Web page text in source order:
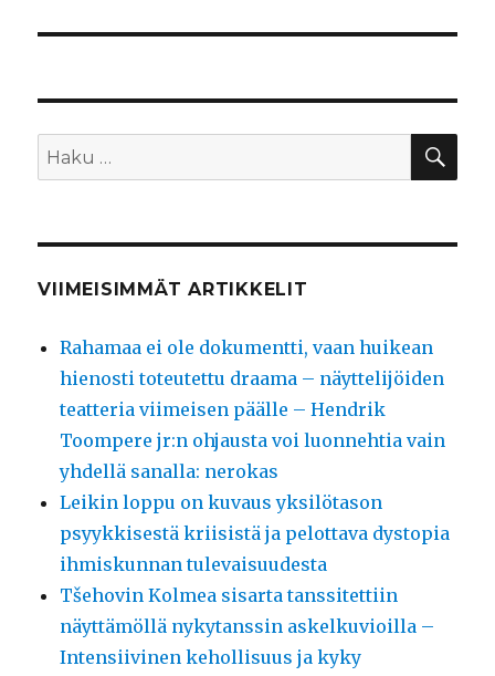
Etsi:
VIIMEISIMMÄT ARTIKKELIT
Rahamaa ei ole dokumentti, vaan huikean
hienosti toteutettu draama – näyttelijöiden
teatteria viimeisen päälle – Hendrik
Toompere jr:n ohjausta voi luonnehtia vain
yhdellä sanalla: nerokas
Leikin loppu on kuvaus yksilötason
psyykkisestä kriisistä ja pelottava dystopia
ihmiskunnan tulevaisuudesta
Tšehovin Kolmea sisarta tanssitettiin
näyttämöllä nykytanssin askelkuvioilla –
Intensiivinen kehollisuus ja kyky